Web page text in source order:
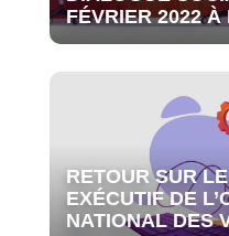
FÉVRIER 2022 À
RETOUR SUR
EXÉCUTIF DE
NATIONAL DES